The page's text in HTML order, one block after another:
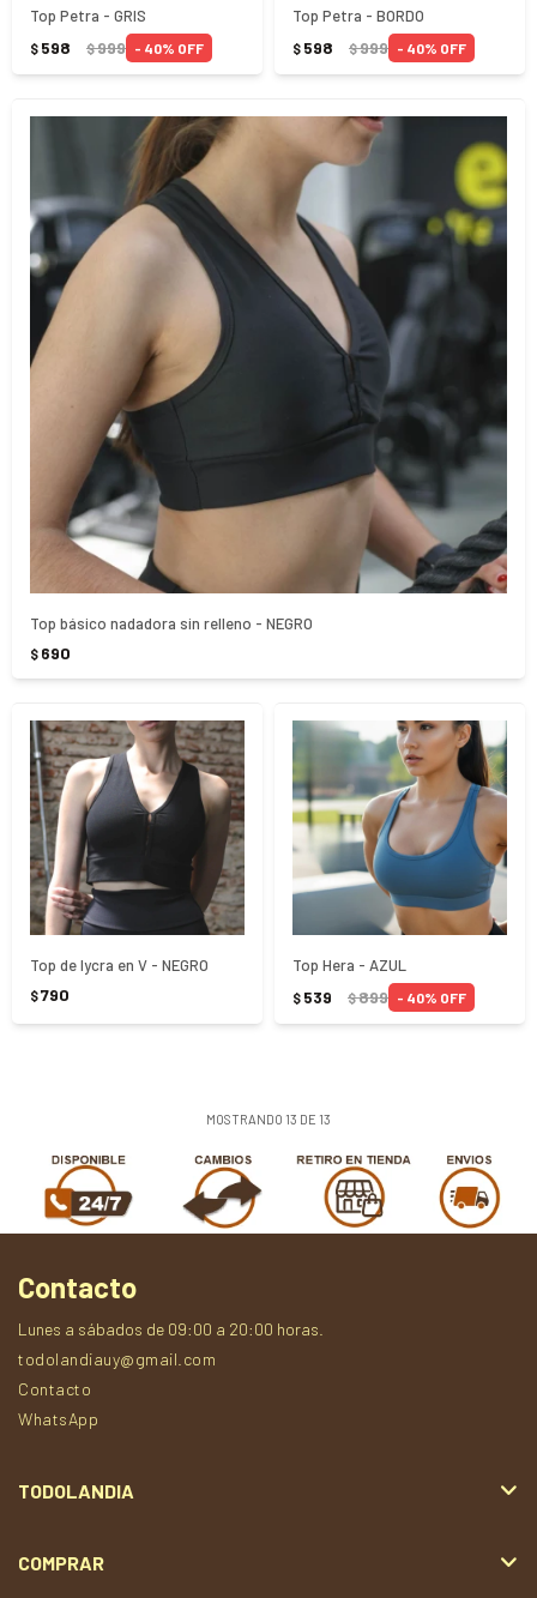
Top Petra - GRIS
$ 598 $999 40
Top Petra - BORDO
$ 598 $999 40
Top básico nadadora sin relleno - NEGRO
$ 690
Top de lycra en V - NEGRO
$790
Top Hera - AZUL
$ 539 $899 40
MOSTRANDO 13 DE 13
Contacto
Lunes a sábados de 09:00 a 20:00 horas.
todolandiauy@gmail.com
Contacto
WhatsApp
TODOLANDIA
COMPRAR